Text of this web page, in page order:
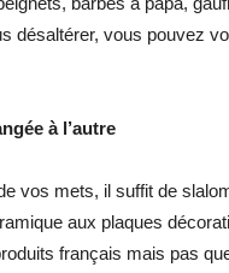
désaltérer, vous pouvez
à l’autre
vos mets, il suffit de
aux plaques
français mais pas